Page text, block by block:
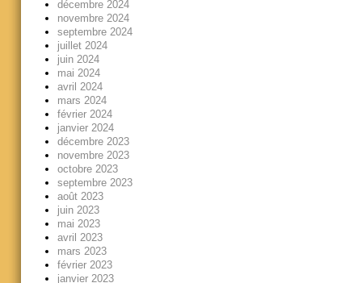
décembre 2024
novembre 2024
septembre 2024
juillet 2024
juin 2024
mai 2024
avril 2024
mars 2024
février 2024
janvier 2024
décembre 2023
novembre 2023
octobre 2023
septembre 2023
août 2023
juin 2023
mai 2023
avril 2023
mars 2023
février 2023
janvier 2023